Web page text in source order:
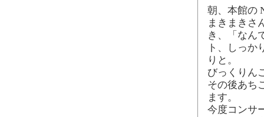
朝、本館の
まきまきさ
き、「なん
ト、しっか
りと。
びっくりん
その後あち
ます。
今度コンサ